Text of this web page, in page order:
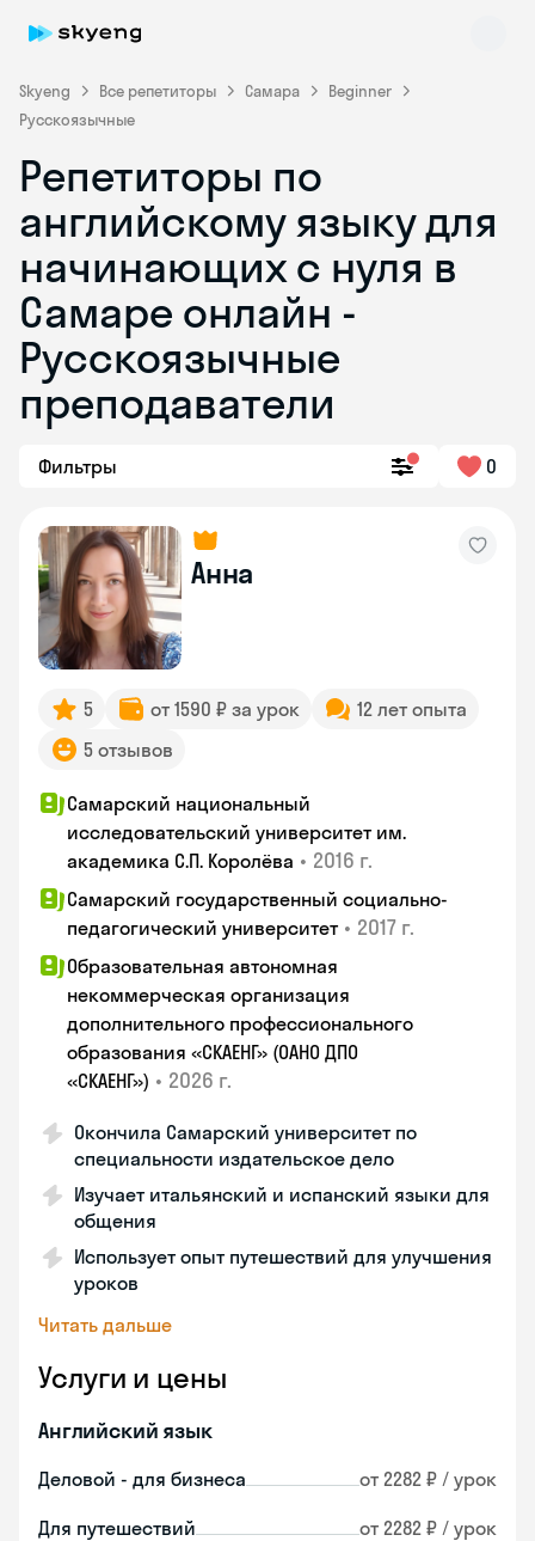
Skyeng Все репетиторы Самара
Beginner
Русскоязычные
Репетиторы по
английскому языку для
начинающих с нуля в
Самаре онлайн -
Русскоязычные
преподаватели
Фильтры 0
Анна
5 от 1590 ₽ за урок
12 лет опыта
5 отзывов
Самарский национальный
исследовательский университет им.
академика С.П. Королёва • 2016 г.
Самарский государственный социально-
педагогический университет • 2017 г.
Образовательная автономная
некоммерческая организация
дополнительного профессионального
образования «СКАЕНГ» (ОАНО ДПО
«СКАЕНГ») • 2026 г.
Окончила Самарский университет по
специальности издательское дело
Изучает итальянский и испанский языки для
общения
Использует опыт путешествий для улучшения
уроков
Читать дальше
Услуги и цены
Английский язык
Деловой - для бизнеса от 2282 ₽ / урок
Для путешествий от 2282 ₽ / урок
Skyeng Chat